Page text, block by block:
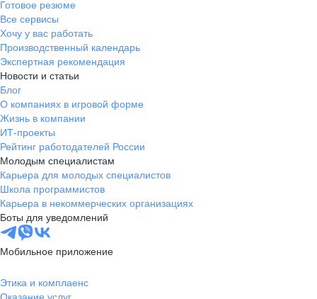
Готовое резюме
Все сервисы
Хочу у вас работать
Производственный календарь
Экспертная рекомендация
Новости и статьи
Блог
О компаниях в игровой форме
Жизнь в компании
ИТ-проекты
Рейтинг работодателей России
Молодым специалистам
Карьера для молодых специалистов
Школа программистов
Карьера в некоммерческих организациях
Боты для уведомлений
Мобильное приложение
Этика и комплаенс
Оказание услуг